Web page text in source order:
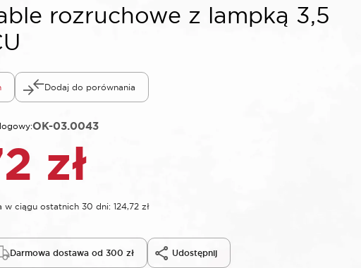
rozruchowe z lampką 3,5
Dodaj do porównania
OK-03.0043
zł
w ciągu ostatnich 30 dni: 124,72 zł
Darmowa dostawa od 300 zł Udostępnij